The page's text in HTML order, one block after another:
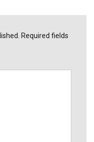
Required fields